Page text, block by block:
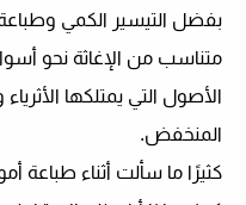
بفضل التيسير الكمي وطباعة
متناسب من الإغاثة نحو
الأصول التي يمتلكها
المنخفض.
كثيرًا ما سألت أثناء طباعة